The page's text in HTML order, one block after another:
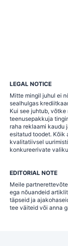
LEGAL NOTICE
Mitte mingil juhul ei
sealhulgas
Kui see juhtub,
teenusepakkuja
raha reklaami kaudu
esitatud toodet. Kõik
kvalitatiivsel
konkureerivate
EDITORIAL NOTE
Meile
ega nõuandeid
täpseid ja
tee väiteid või anna